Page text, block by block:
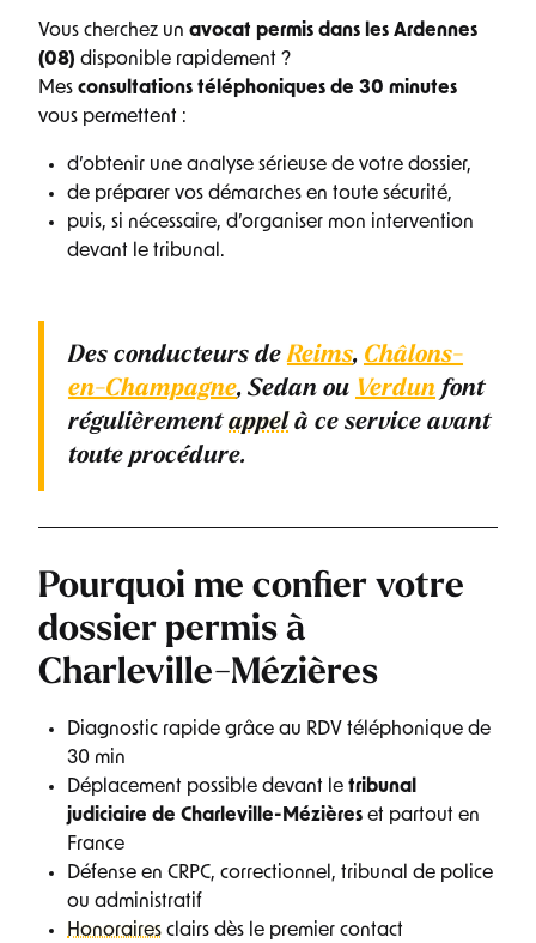
Vous cherchez un avocat permis dans les Ardennes
(08) disponible rapidement ?
Mes consultations téléphoniques de 30 minutes
vous permettent :
d’obtenir une analyse sérieuse de votre dossier,
de préparer vos démarches en toute sécurité,
puis, si nécessaire, d’organiser mon intervention
devant le tribunal.
Des conducteurs deReims, Châlons-
en-Champagne, Sedan ou Verdun font
régulièrement appel à ce service avant
toute procédure.
Pourquoi me confier votre
dossier permis à
Charleville-Mézières
Diagnostic rapide grâce au RDV téléphonique de
30 min
Déplacement possible devant le tribunal
judiciaire de Charleville-Mézières et partout en
France
Défense en CRPC, correctionnel, tribunal de police
ou administratif
Honoraires clairs dès le premier contact